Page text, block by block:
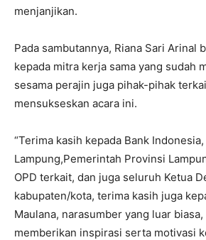
menjanjikan.
Pada sambutannya, Riana Sari Arinal
kepada mitra kerja sama yang sudah
sesama perajin juga pihak-pihak
mensukseskan acara ini.
“Terima kasih kepada Bank
Lampung,Pemerintah Provinsi
OPD terkait, dan juga seluruh Ketua
kabupaten/kota, terima kasih juga
Maulana, narasumber yang luar
memberikan inspirasi serta motivasi